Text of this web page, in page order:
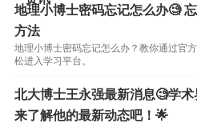
地理小博士密码忘记怎么办🧐
方法
地理小博士密码忘记怎么办？教你通过官
松进入学习平台。
北大博士王永强最新消息🧐学
来了解他的最新动态吧！🌟